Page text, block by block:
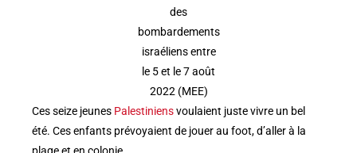
des
bombardements
israéliens entre
le 5 et le 7 août
2022 (MEE)
Ces seize jeunes Palestiniensvoulaient juste vivre un bel
été. Ces enfants prévoyaient de jouer au foot, d’aller à la